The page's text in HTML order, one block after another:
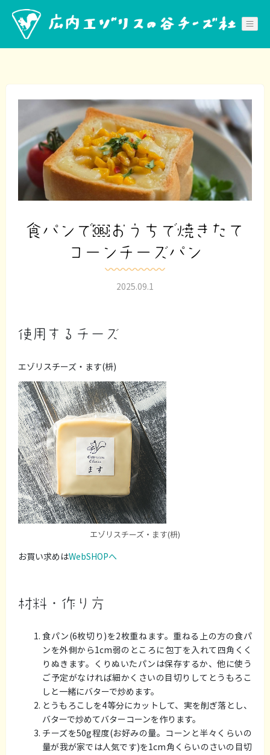
content
食パンで￼おうちで焼きたて
コーンチーズパン
2025.09.1
使用するチーズ
エゾリスチーズ・ます(枡)
エゾリスチーズ・ます(枡)
お買い求めはWebSHOPへ
材料・作り方
食パン(6枚切り)を2枚重ねます。重ねる上の方の食パ
ンを外側から1cm弱のところに包丁を入れて四角くく
りぬきます。くりぬいたパンは保存するか、他に使う
ご予定がなければ細かくさいの目切りしてとうもろこ
しと一緒にバターで炒めます。
とうもろこしを4等分にカットして、実を削ぎ落とし、
バターで炒めてバターコーンを作ります。
チーズを50g程度(お好みの量。コーンと半々くらいの
量が我が家では人気です)を1cm角くらいのさいの目切